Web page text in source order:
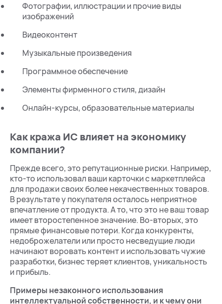
Фотографии, иллюстрации и прочие виды
изображений
Видеоконтент
Музыкальные произведения
Программное обеспечение
Элементы фирменного стиля, дизайн
Онлайн-курсы, образовательные материалы
Как кража ИС влияет на экономику
компании?
Прежде всего, это репутационные риски. Например,
кто-то использовал ваши карточки с маркетплейса
для продажи своих более некачественных товаров.
В результате у покупателя осталось неприятное
впечатление от продукта. А то, что это не ваш товар
имеет второстепенное значение. Во-вторых, это
прямые финансовые потери. Когда конкуренты,
недоброжелатели или просто несведущие люди
начинают воровать контент и использовать чужие
разработки, бизнес теряет клиентов, уникальность
и прибыль.
Примеры незаконного использования
интеллектуальной собственности, и к чему они